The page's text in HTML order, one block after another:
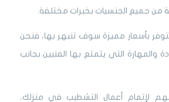
من جميع الجنسيات بخبرات مختلفة.
بأسعار مميزة سوف تنبهر بها، فنحن
والمهارة التي يتمتع بها الفنيين بجانب
لإتمام أعمال التشطيب في منزلك،